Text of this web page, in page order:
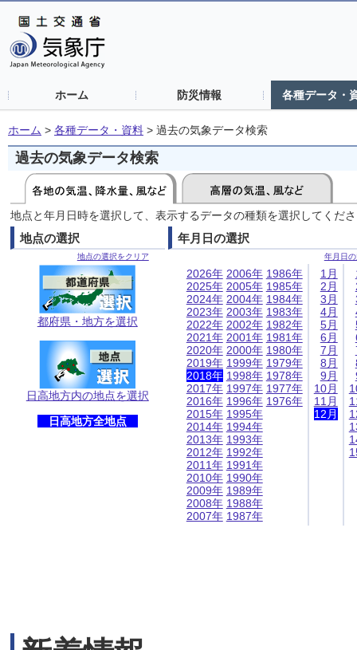
ホーム 防災情報 各種データ・
ホーム > 各種データ・資料 > 過去の気象データ検索
過去の気象データ検索
地点と年月日時を選択して、表示するデータの種類を選択してくだ
地点の選択
地点の選択をクリア
都府県・地方を選択
日高地方内の地点を選択
日高地方全地点
年月日の選択
年月日
2026年
2025年
2024年
2023年
2022年
2021年
2020年
2019年
2018年
2017年
2016年
2015年
2014年
2013年
2012年
2011年
2010年
2009年
2008年
2007年
2006年
2005年
2004年
2003年
2002年
2001年
2000年
1999年
1998年
1997年
1996年
1995年
1994年
1993年
1992年
1991年
1990年
1989年
1988年
1987年
1986年
1985年
1984年
1983年
1982年
1981年
1980年
1979年
1978年
1977年
1976年
1月
2月
3月
4月
5月
6月
7月
8月
9月
10月
11月
12月